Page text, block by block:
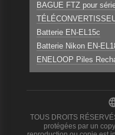
BAGUE FTZ pour
Batterie EN-EL15c
Batterie Nikon EN-
ENELOOP Piles
TOUS DROITS
protégées par un